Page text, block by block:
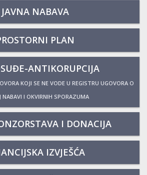
JAVNA NABAVA
PLAN
ANTIKORUPCIJA
KOJI SE NE VODE U REGISTRU UGOVORA O
NABAVI I OKVIRNIH SPORAZUMA
I DONACIJA
IZVJEŠĆA